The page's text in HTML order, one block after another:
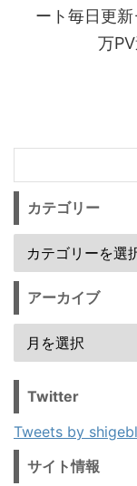
ート毎日更
万
カテゴリー
アーカイブ
Twitter
Tweets by
サイト情報